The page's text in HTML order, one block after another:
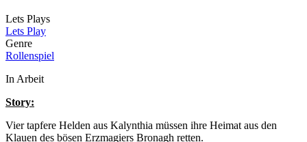
Lets Plays
Lets Play
Genre
Rollenspiel
In Arbeit
Story:
Vier tapfere Helden aus Kalynthia müssen ihre Heimat aus den
Klauen des bösen Erzmagiers Bronagh retten.